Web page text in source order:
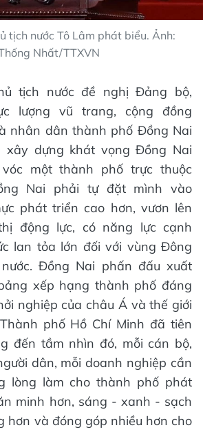
tịch nước Tô Lâm phát biểu. Ảnh:
Nhất/TTXVN
tịch nước đề nghị Đảng bộ,
lượng vũ trang, cộng đồng
nhân dân thành phố Đồng Nai
xây dựng khát vọng Đồng Nai
một thành phố trực thuộc
Nai phải tự đặt mình vào
phát triển cao hơn, vươn lên
động lực, có năng lực cạnh
lan tỏa lớn đối với vùng Đông
Đồng Nai phấn đấu xuất
xếp hạng thành phố đáng
nghiệp của châu Á và thế giới
phố Hồ Chí Minh đã tiên
đến tầm nhìn đó, mỗi cán bộ,
dân, mỗi doanh nghiệp cần
lòng làm cho thành phố phát
minh hơn, sáng - xanh - sạch
hơn và đóng góp nhiều hơn cho